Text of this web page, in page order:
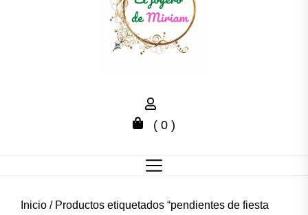
joyero
de
( 0 )
Inicio / Productos etiquetados “pendientes de fiesta